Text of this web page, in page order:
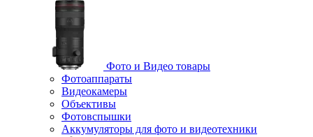
Фото и Видео товары
Фотоаппараты
Видеокамеры
Объективы
Фотовспышки
Аккумуляторы для фото и видеотехники